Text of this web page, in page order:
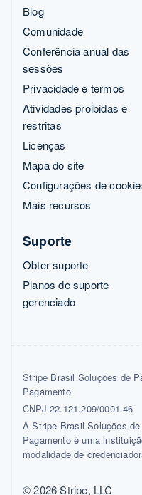
Blog
Comunidade
Conferência anual das
sessões
Privacidade e termos
Atividades proibidas e
restritas
Licenças
Mapa do site
Configurações de
Mais recursos
Suporte
Obter suporte
Planos de suporte
gerenciado
Stripe Brasil Soluções de
Pagamento
CNPJ 22.121.209/0001-46
A Stripe Brasil Soluções
Pagamento é uma
modalidade de
© 2026 Stripe, LLC